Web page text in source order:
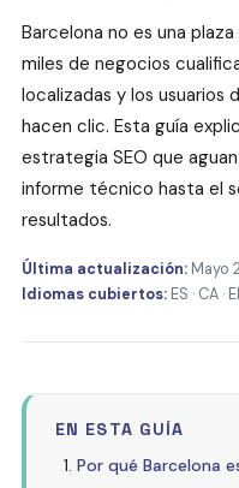
Barcelona no es una
miles de negocios
localizadas y los usuarios
hacen clic. Esta guía
estrategia SEO que
informe técnico hasta el
resultados.
Última actualización:Mayo
Idiomas cubiertos:ES · CA ·
EN ESTA GUÍA
Por qué Barcelona